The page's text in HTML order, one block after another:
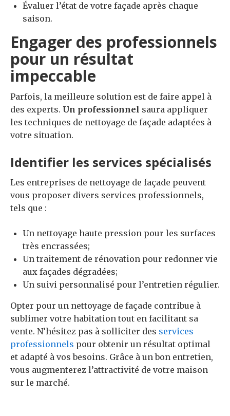
Évaluer l’état de votre façade après chaque
saison.
Engager des professionnels
pour un résultat
impeccable
Parfois, la meilleure solution est de faire appel à
des experts. Un professionnel saura appliquer
les techniques de nettoyage de façade adaptées à
votre situation.
Identifier les services spécialisés
Les entreprises de nettoyage de façade peuvent
vous proposer divers services professionnels,
tels que :
Un nettoyage haute pression pour les surfaces
très encrassées;
Un traitement de rénovation pour redonner vie
aux façades dégradées;
Un suivi personnalisé pour l’entretien régulier.
Opter pour un nettoyage de façade contribue à
sublimer votre habitation tout en facilitant sa
vente. N’hésitez pas à solliciter des services
professionnels pour obtenir un résultat optimal
et adapté à vos besoins. Grâce à un bon entretien,
vous augmenterez l’attractivité de votre maison
sur le marché.